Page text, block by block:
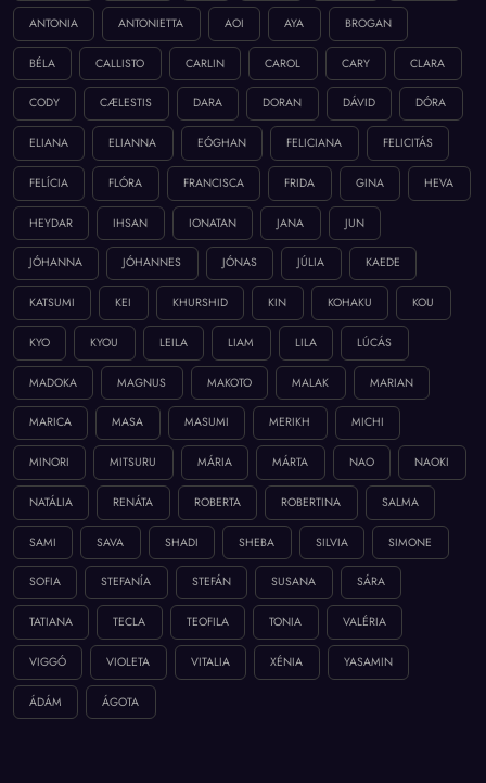
ANTONIA ANTONIETTA AOI AYA BROGAN
BÉLA CALLISTO CARLIN CAROL CARY CLARA
CODY CÆLESTIS DARA DORAN DÁVID DÓRA
ELIANA ELIANNA EÓGHAN FELICIANA FELICITÁS
FELÍCIA FLÓRA FRANCISCA FRIDA GINA HEVA
HEYDAR IHSAN IONATAN JANA JUN
JÓHANNA JÓHANNES JÓNAS JÚLIA KAEDE
KATSUMI KEI KHURSHID KIN KOHAKU KOU
KYO KYOU LEILA LIAM LILA LÚCÁS
MADOKA MAGNUS MAKOTO MALAK MARIAN
MARICA MASA MASUMI MERIKH MICHI
MINORI MITSURU MÁRIA MÁRTA NAO NAOKI
NATÁLIA RENÁTA ROBERTA ROBERTINA SALMA
SAMI SAVA SHADI SHEBA SILVIA SIMONE
SOFIA STEFANÍA STEFÁN SUSANA SÁRA
TATIANA TECLA TEOFILA TONIA VALÉRIA
VIGGÓ VIOLETA VITALIA XÉNIA YASAMIN
ÁDÁM ÁGOTA